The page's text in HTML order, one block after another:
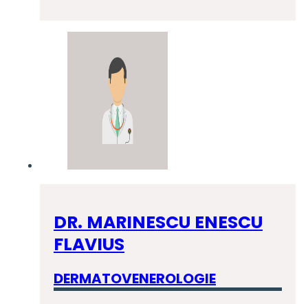
DR. MARINESCU ENESCU
FLAVIUS
DERMATOVENEROLOGIE